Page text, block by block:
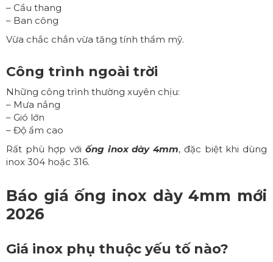
– Cầu thang
– Ban công
Vừa chắc chắn vừa tăng tính thẩm mỹ.
Công trình ngoài trời
Những công trình thường xuyên chịu:
– Mưa nắng
– Gió lớn
– Độ ẩm cao
Rất phù hợp với ống inox dày 4mm, đặc biệt khi dùng
inox 304 hoặc 316.
Báo giáống inox dày 4mm mới
2026
Giá inox phụ thuộc yếu tố nào?